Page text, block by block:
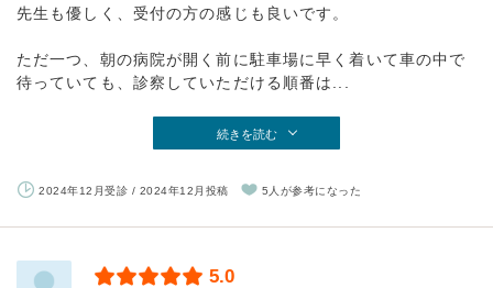
先生も優しく、受付の方の感じも良いです。
ただ一つ、朝の病院が開く前に駐車場に早く着いて車の中で
待っていても、診察していただける順番は...
続きを読む
2024年12月受診 / 2024年12月投稿 5人が参考になった
5.0